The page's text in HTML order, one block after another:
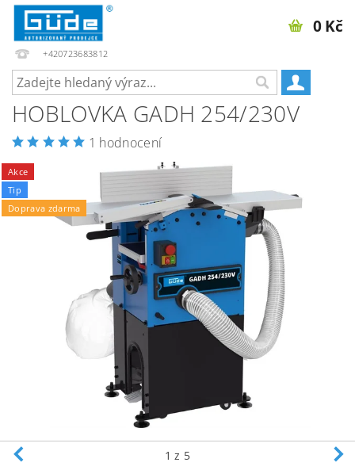
+420723683812
0 Kč
HOBLOVKA GADH 254/230V
1 hodnocení
Akce
Tip
Doprava zdarma
1 z 5